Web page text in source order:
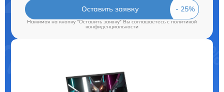
Оставить заявку
Нажимая на кнопку "Оставить заявку" Вы соглашаетесь c политикой
конфиденциальности